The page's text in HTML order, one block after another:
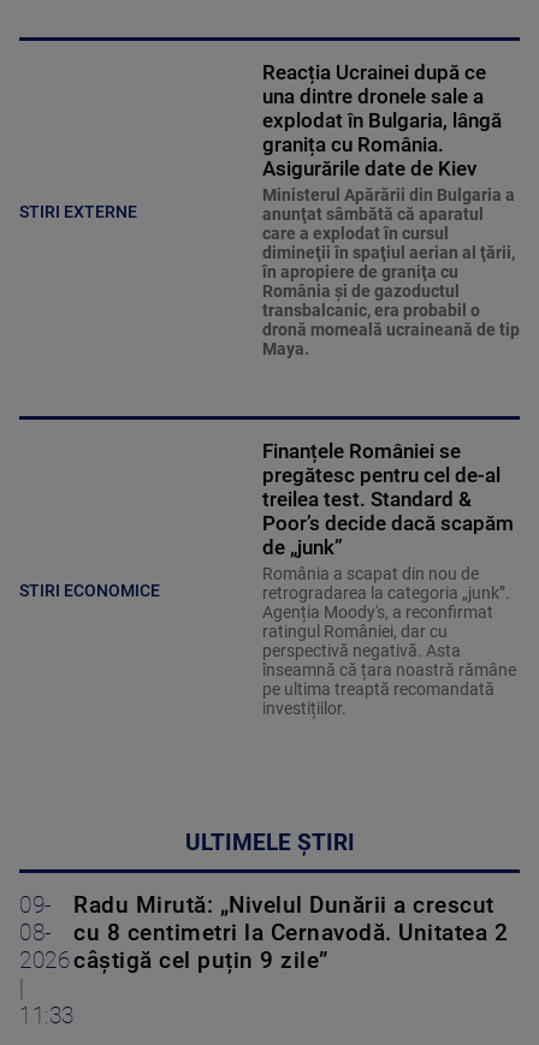
STIRI EXTERNE
Reacția Ucrainei după ce
una dintre dronele sale a
explodat în Bulgaria, lângă
granița cu România.
Asigurările date de Kiev
Ministerul Apărării din Bulgaria a
anunţat sâmbătă că aparatul
care a explodat în cursul
dimineţii în spaţiul aerian al ţării,
în apropiere de graniţa cu
România şi de gazoductul
transbalcanic, era probabil o
dronă momeală ucraineană de tip
Maya.
STIRI ECONOMICE
Finanțele României se
pregătesc pentru cel de-al
treilea test. Standard &
Poor’s decide dacă scapăm
de „junk”
România a scapat din nou de
retrogradarea la categoria „junk”.
Agenția Moody's, a reconfirmat
ratingul României, dar cu
perspectivă negativă. Asta
înseamnă că țara noastră rămâne
pe ultima treaptă recomandată
investițiilor.
ULTIMELE ȘTIRI
09-
08-
2026
11:33
Radu Mirută: „Nivelul Dunării a crescut
cu 8 centimetri la Cernavodă. Unitatea 2
câștigă cel puțin 9 zile”